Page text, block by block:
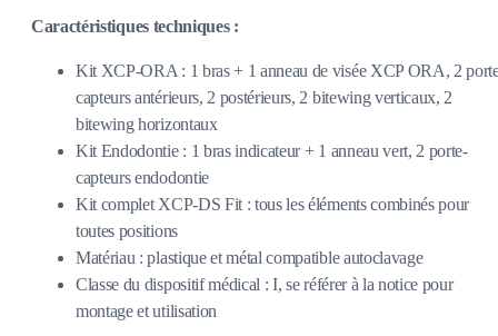
Caractéristiques techniques :
Kit XCP-ORA : 1 bras + 1 anneau de visée XCP ORA, 2
capteurs antérieurs, 2 postérieurs, 2 bitewing verticaux, 2
bitewing horizontaux
Kit Endodontie : 1 bras indicateur + 1 anneau vert, 2 porte-
capteurs endodontie
Kit complet XCP-DS Fit : tous les éléments combinés pour
toutes positions
Matériau : plastique et métal compatible autoclavage
Classe du dispositif médical : I, se référer à la notice pour
montage et utilisation